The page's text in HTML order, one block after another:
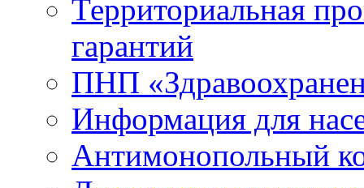
Территориальная
гарантий
ПНП
Информация для
Антимонопольный